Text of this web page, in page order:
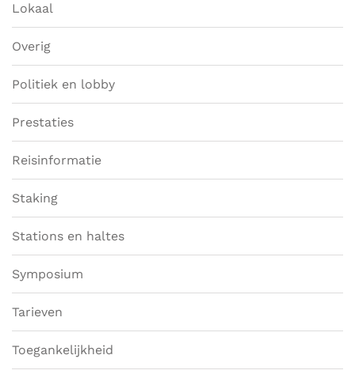
Lokaal
Overig
Politiek en lobby
Prestaties
Reisinformatie
Staking
Stations en haltes
Symposium
Tarieven
Toegankelijkheid